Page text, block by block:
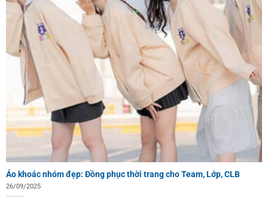
Áo khoác nhóm đẹp: Đồng phục thời trang cho Team, Lớp, CLB
26/09/2025